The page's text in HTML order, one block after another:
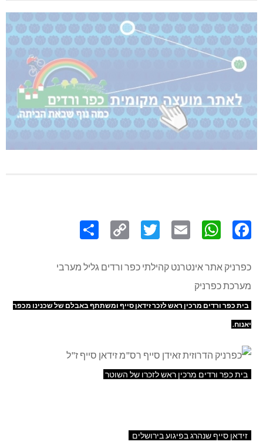
Link
כפרניק אתר אינטרנט קהילתי כפר ורדים גליל מערבי
מערכת כפרניק
בית כפר ורדים מרכין ראש לזכר זידאן סייף ומשתתף באבלם של שכנינו מכפר
יאנוח.
בית כפר ורדים מרכין ראש לזכרו של השוטר
זידאן סייף שנהרג בפיגוע בירושלים